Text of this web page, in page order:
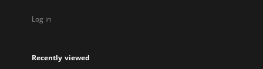
Log in
Recently viewed